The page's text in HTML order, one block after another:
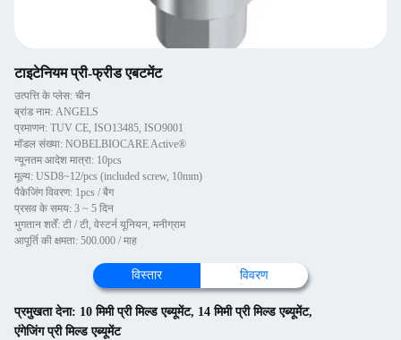
टाइटेनियम प्री-फ्रीड एबटमेंट
उत्पत्ति के प्लेस: चीन
ब्रांड नाम: ANGELS
प्रमाणन: TUV CE, ISO13485, ISO9001
मॉडल संख्या: NOBELBIOCARE Active®
न्यूनतम आदेश मात्रा: 10pcs
मूल्य: USD8~12/pcs (included screw, 10mm)
पैकेजिंग विवरण: 1pcs / बैग
प्रसव के समय: 3 ~ 5 दिन
भुगतान शर्तें: टी / टी, वेस्टर्न यूनियन, मनीग्राम
आपूर्ति की क्षमता: 500.000 / माह
विस्तार विवरण
प्रमुखता देना: 10 मिमी प्री मिल्ड एब्यूमेंट, 14 मिमी प्री मिल्ड एब्यूमेंट,
एंगेजिंग प्री मिल्ड एब्यूमेंट